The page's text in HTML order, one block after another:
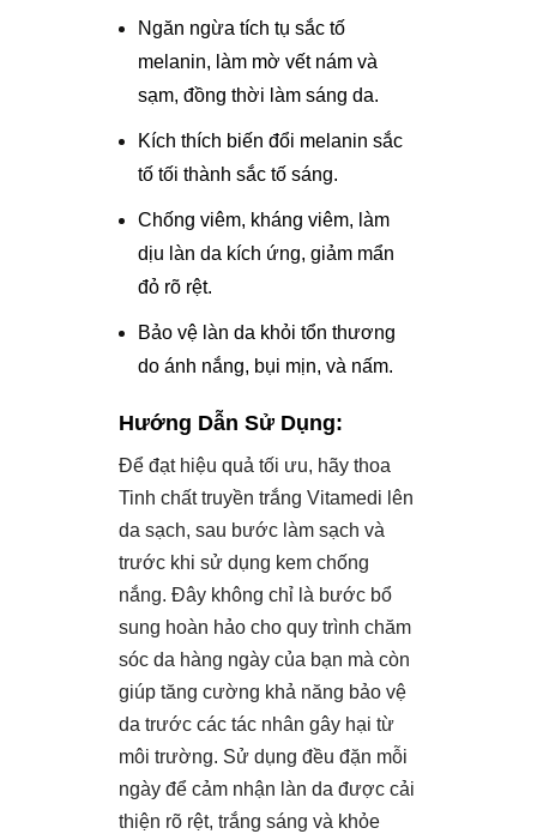
Ngăn ngừa tích tụ sắc tố
melanin, làm mờ vết nám và
sạm, đồng thời làm sáng da.
Kích thích biến đổi melanin sắc
tố tối thành sắc tố sáng.
Chống viêm, kháng viêm, làm
dịu làn da kích ứng, giảm mẩn
đỏ rõ rệt.
Bảo vệ làn da khỏi tổn thương
do ánh nắng, bụi mịn, và nấm.
Hướng Dẫn Sử Dụng:
Để đạt hiệu quả tối ưu, hãy thoa
Tinh chất truyền trắng Vitamedi lên
da sạch, sau bước làm sạch và
trước khi sử dụng kem chống
nắng. Đây không chỉ là bước bổ
sung hoàn hảo cho quy trình chăm
sóc da hàng ngày của bạn mà còn
giúp tăng cường khả năng bảo vệ
da trước các tác nhân gây hại từ
môi trường. Sử dụng đều đặn mỗi
ngày để cảm nhận làn da được cải
thiện rõ rệt, trắng sáng và khỏe